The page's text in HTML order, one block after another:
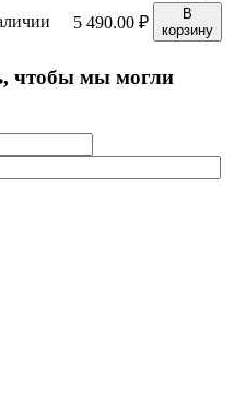
5 490.00 ₽
В
корзину
чтобы мы могли